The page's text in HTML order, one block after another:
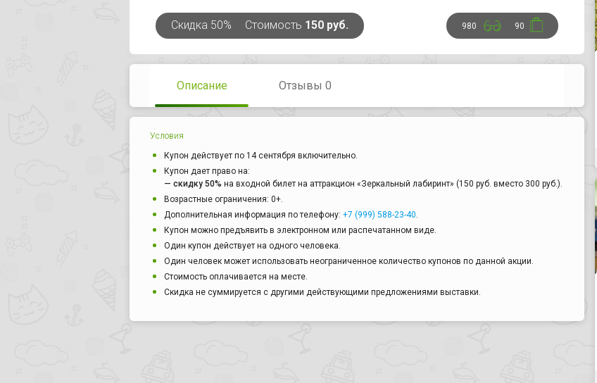
Скидка 50% Стоимость 150 руб. 980 90
Описание Отзывы 0
Условия
Купон действует по 14 сентября включительно.
Купон дает право на:
— скидку 50% на входной билет на аттракцион «Зеркальный лабиринт» (150 руб. вместо 300 руб.).
Возрастные ограничения: 0+.
Дополнительная информация по телефону: +7 (999) 588-23-40.
Купон можно предъявить в электронном или распечатанном виде.
Один купон действует на одного человека.
Один человек может использовать неограниченное количество купонов по данной акции.
Стоимость оплачивается на месте.
Скидка не суммируется с другими действующими предложениями выставки.